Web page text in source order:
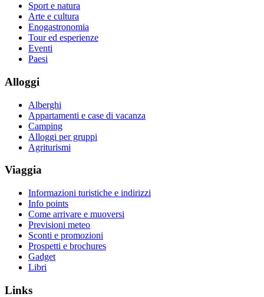
Sport e natura
Arte e cultura
Enogastronomia
Tour ed esperienze
Eventi
Paesi
Alloggi
Alberghi
Appartamenti e case di vacanza
Camping
Alloggi per gruppi
Agriturismi
Viaggia
Informazioni turistiche e indirizzi
Info points
Come arrivare e muoversi
Previsioni meteo
Sconti e promozioni
Prospetti e brochures
Gadget
Libri
Links